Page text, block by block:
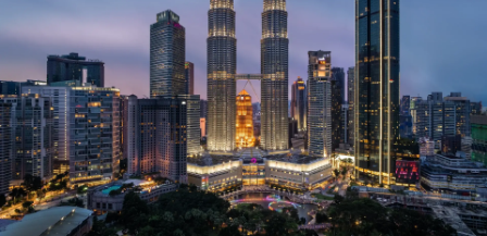
Auslagern von komplexen HR-Aufgaben
INFRASTRUKTUR
Remote Embedded
Nahtlose Integration der HR in bestehende Abläufe
Plattform
Integrierte HR-Kernfunktionen für dein Team
Agile HR- und Payroll-Lösungen für wachsende
Unternehmen
Mittelstand
Maßgeschneiderte HR-Lösungen, um Teams zu
vergrößern
Enterprise
Informationen zu möglichen Währungen und
Abwicklungsfristen für globale Freelancer:innen
LERNEN MIT REMOTE
Forschung und Leitfäden
Fallstudien
Français
Deutsch
Español
Italiano
Português (Portugal)